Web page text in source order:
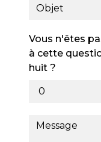
Vous n'êtes
à cette
huit ?